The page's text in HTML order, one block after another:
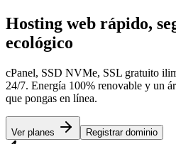
Hosting web rápido,
ecológico
cPanel, SSD NVMe, SSL gratuito
24/7. Energía 100% renovable y un
que pongas en línea.
Ver planes Registrar dominio